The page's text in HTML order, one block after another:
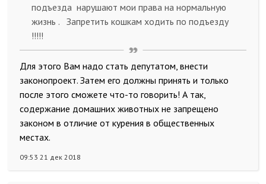
подъезда нарушают мои права на нормальную
жизнь . Запретить кошкам ходить по подъезду
!!!!!
Для этого Вам надо стать депутатом, внести
законопроект. Затем его должны принять и только
после этого сможете что-то говорить! А так,
содержание домашних животных не запрещено
законом в отличие от курения в общественных
местах.
09:53 21 дек 2018